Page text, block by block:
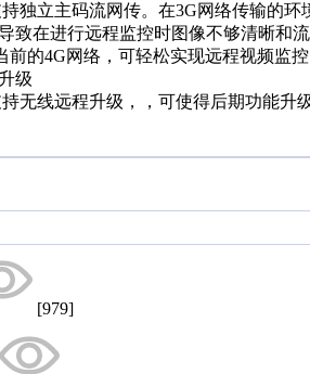
独立主码流网传。在3G网络传输的
致在进行远程监控时图像不够清晰和
前的4G网络，可轻松实现远程视频监
级
无线远程升级，，可使得后期功能升
[979]